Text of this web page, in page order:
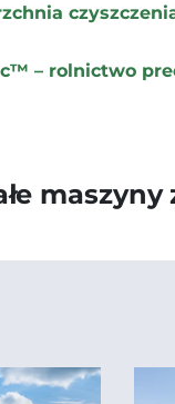
– rolnictwo
maszyny